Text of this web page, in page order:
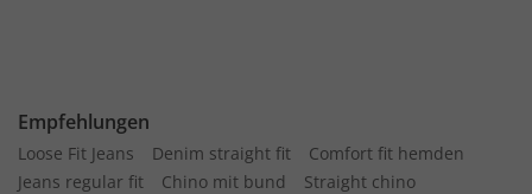
Empfehlungen
Loose Fit Jeans Denim straight fit
Comfort fit hemden
Jeans regular fit
Chino mit bund
Straight chino